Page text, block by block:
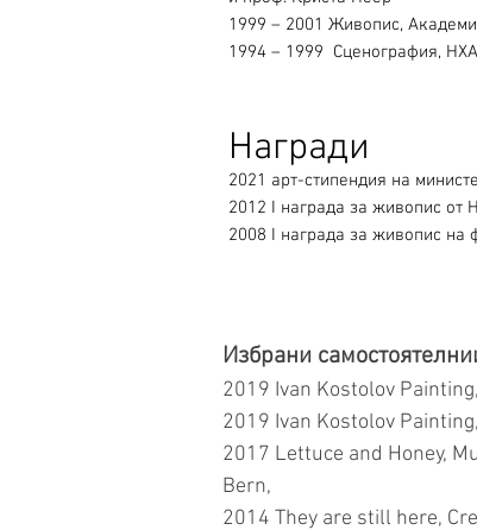
1999 – 2001 Живопис,
1994 – 1999 Сценография,
Награди
2021 арт-стипендия на
2012 I награда за живопис от
2008 I награда за живопис на
Избрани
2019 Ivan Kostolov
2019 Ivan Kostolov
2017 Lettuce and Honey,
Bern,
2014 They are still here,